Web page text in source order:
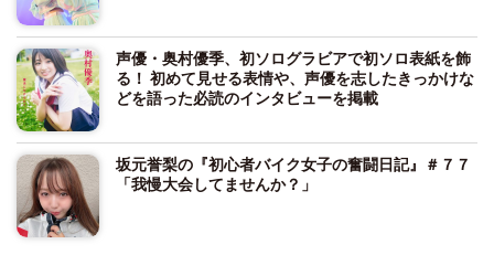
声優・奥村優季、初ソログラビアで初ソロ表紙を飾
る！ 初めて見せる表情や、声優を志したきっかけな
どを語った必読のインタビューを掲載
坂元誉梨の『初心者バイク女子の奮闘日記』＃７７
「我慢大会してませんか？」